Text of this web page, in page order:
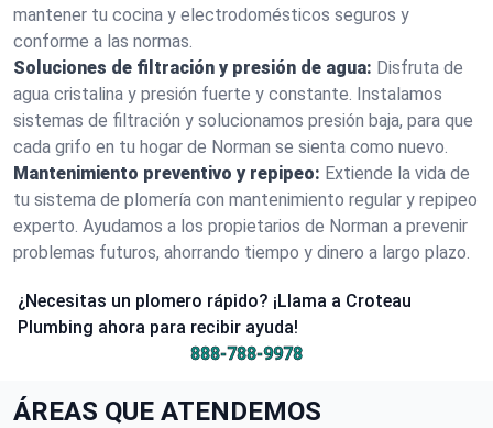
mantener tu cocina y electrodomésticos seguros y
conforme a las normas.
Soluciones de filtración y presión de agua: Disfruta de
agua cristalina y presión fuerte y constante. Instalamos
sistemas de filtración y solucionamos presión baja, para que
cada grifo en tu hogar de Norman se sienta como nuevo.
Mantenimiento preventivo y repipeo: Extiende la vida de
tu sistema de plomería con mantenimiento regular y repipeo
experto. Ayudamos a los propietarios de Norman a prevenir
problemas futuros, ahorrando tiempo y dinero a largo plazo.
¿Necesitas un plomero rápido? ¡Llama a Croteau
Plumbing ahora para recibir ayuda!
888-788-9978
ÁREAS QUE ATENDEMOS